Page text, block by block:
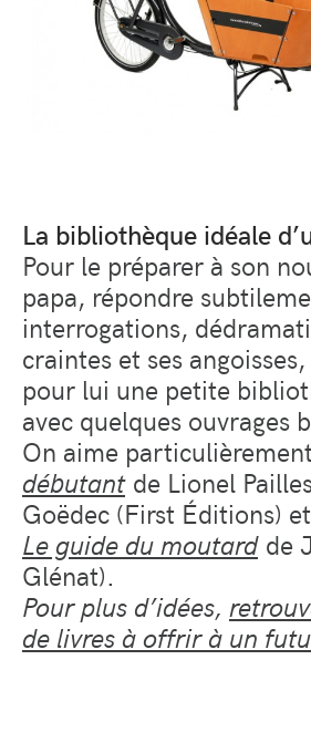
La bibliothèque idéale
Pour le préparer à son
papa, répondre
interrogations,
craintes et ses
pour lui une petite
avec quelques ouvrages
On aime particulièrement
débutant de Lionel
Goëdec (First Éditions)
Le guide du moutard de
Glénat).
Pour plus d’idées,
de livres à offrir à un